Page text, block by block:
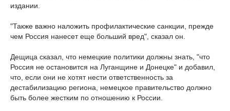
издании.
"Также важно наложить профилактические санкции, прежде
чем Россия нанесет еще больший вред", сказал он.
Дещица сказал, что немецкие политики должны знать, "что
Россия не остановится на Луганщине и Донецке" и добавил,
что, если они не хотят нести ответственность за
дестабилизацию региона, немецкое правительство должно
быть более жестким по отношению к России.